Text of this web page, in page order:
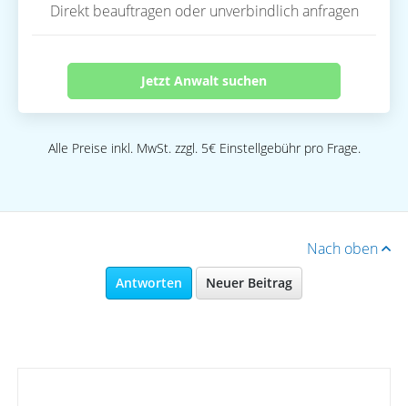
Direkt beauftragen oder unverbindlich anfragen
Jetzt Anwalt suchen
Alle Preise inkl. MwSt. zzgl. 5€ Einstellgebühr pro Frage.
Nach oben
Antworten Neuer Beitrag